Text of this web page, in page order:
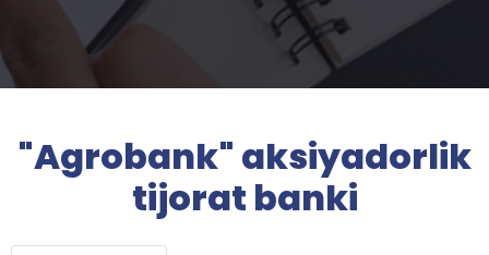
"Agrobank" aksiyadorlik
tijorat banki